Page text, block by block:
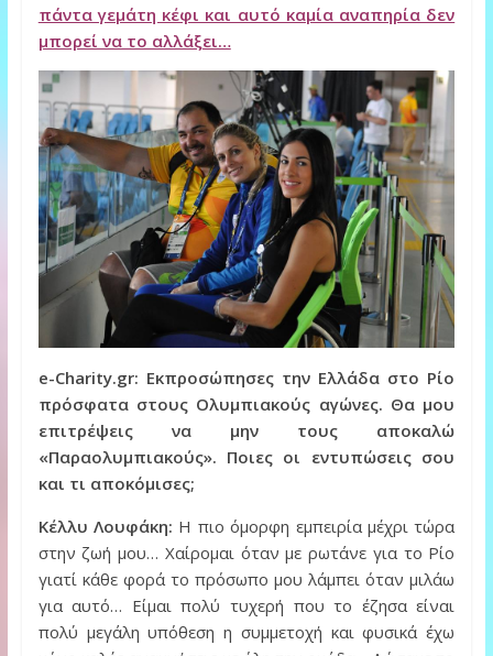
πάντα γεμάτη κέφι και αυτό καμία αναπηρία δεν
μπορεί να το αλλάξει…
e-Charity.gr: Εκπροσώπησες την Ελλάδα στο Ρίο
πρόσφατα στους Ολυμπιακούς αγώνες. Θα μου
επιτρέψεις να μην τους αποκαλώ
«Παραολυμπιακούς». Ποιες οι εντυπώσεις σου
και τι αποκόμισες;
Κέλλυ Λουφάκη: Η πιο όμορφη εμπειρία μέχρι τώρα
στην ζωή μου… Χαίρομαι όταν με ρωτάνε για το Ρίο
γιατί κάθε φορά το πρόσωπο μου λάμπει όταν μιλάω
για αυτό… Είμαι πολύ τυχερή που το έζησα είναι
πολύ μεγάλη υπόθεση η συμμετοχή και φυσικά έχω